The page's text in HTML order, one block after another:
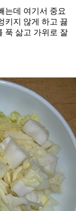
는데 여기서 중요
키지 않게 하고 끓
푹 삶고 가위로 잘